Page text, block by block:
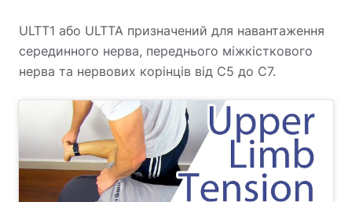
ULTT1 або ULTTA призначений для навантаження
серединного нерва, переднього міжкісткового
нерва та нервових корінців від C5 до C7.